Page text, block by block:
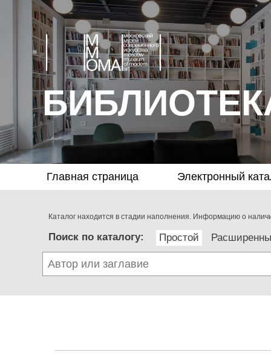
Главная страница Электронный
Каталог находится в стадии наполнения. Информацию о
Поиск по каталогу: Простой